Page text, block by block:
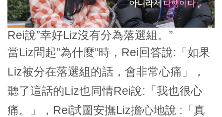
Rei說”幸好Liz沒有分為落選組。”
當Liz問起”為什麼”時，Rei回答說:「如果
Liz被分在落選組的話，會非常心痛」，
聽了這話的Liz也同情Rei說:「我也很心
痛。」，Rei試圖安撫Liz擔心地說 :「真